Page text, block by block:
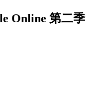
Online 第二季